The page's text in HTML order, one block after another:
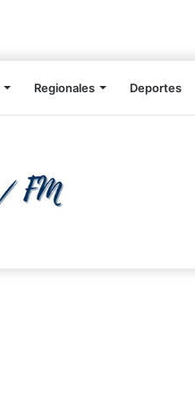
Regionales Deportes